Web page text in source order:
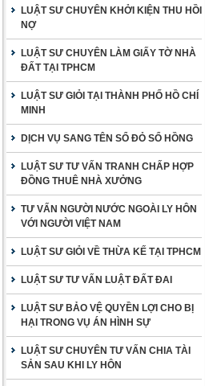
LUẬT SƯ CHUYÊN KHỞI KIỆN THU HỒI
NỢ
LUẬT SƯ CHUYÊN LÀM GIẤY TỜ NHÀ
ĐẤT TẠI TPHCM
LUẬT SƯ GIỎI TẠI THÀNH PHỐ HỒ CHÍ
MINH
DỊCH VỤ SANG TÊN SỔ ĐỎ SỔ HỒNG
LUẬT SƯ TƯ VẤN TRANH CHẤP HỢP
ĐỒNG THUÊ NHÀ XƯỞNG
TƯ VẤN NGƯỜI NƯỚC NGOÀI LY HÔN
VỚI NGƯỜI VIỆT NAM
LUẬT SƯ GIỎI VỀ THỪA KẾ TẠI TPHCM
LUẬT SƯ TƯ VẤN LUẬT ĐẤT ĐAI
LUẬT SƯ BẢO VỆ QUYỀN LỢI CHO BỊ
HẠI TRONG VỤ ÁN HÌNH SỰ
LUẬT SƯ CHUYÊN TƯ VẤN CHIA TÀI
SẢN SAU KHI LY HÔN